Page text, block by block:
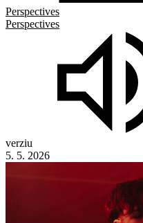
Perspectives
Perspectives
verziu
5. 5. 2026